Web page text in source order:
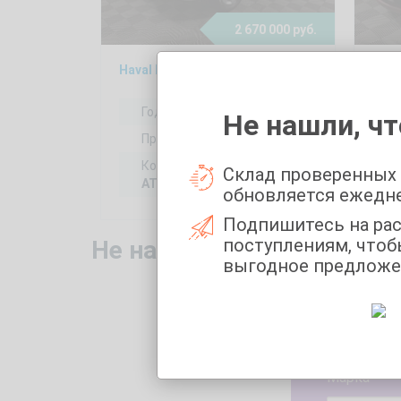
2 670 000 руб.
Haval H9 2, 2021
Год выпуска:
Пробег:
87817 км
Коробка передач:
AT
Не нашли то, что
Укажите
Марка
Не нашли,
Склад
обновляется
Подпишитесь на
поступлениям,
выгодное